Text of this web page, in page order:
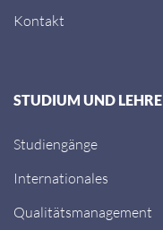
Kontakt
STUDIUM UND LEHRE
Studiengänge
Internationales
Qualitätsmanagement